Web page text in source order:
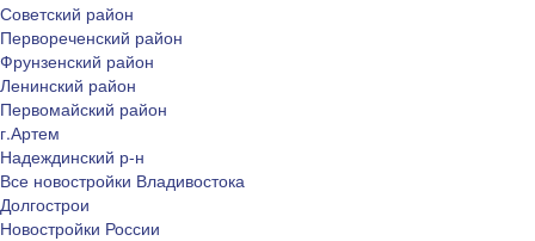
Советский район
Первореченский район
Фрунзенский район
Ленинский район
Первомайский район
г.Артем
Надеждинский р-н
Все новостройки Владивостока
Долгострои
Новостройки России